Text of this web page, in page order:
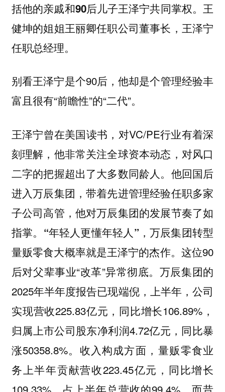
括他的亲戚和90后儿子王泽宁共同掌权。王
健坤的姐姐王丽卿任职公司董事长，王泽宁
任职总经理。
别看王泽宁是个90后，他却是个管理经验丰
富且很有“前瞻性”的“二代”。
王泽宁曾在美国读书，对VC/PE行业有着深
刻理解，他非常关注全球资本动态，对风口
二字的把握超出了大多数同龄人。他回国后
进入万辰集团，带着先进管理经验任职多家
子公司高管，他对万辰集团的发展节奏了如
指掌。 “年轻人更懂年轻人”，万辰集团转型
量贩零食大概率就是王泽宁的杰作。 这位90
后对父辈事业“改革”异常彻底。万辰集团的
2025年半年度报告已现端倪，上半年，公司
实现营收225.83亿元，同比增长106.89%，
归属上市公司股东净利润4.72亿元，同比暴
涨50358.8%。收入构成方面，‌量贩零食业
务上半年贡献营收223.45亿元，同比增长
109.33%，占上半年总营收的99.4%。